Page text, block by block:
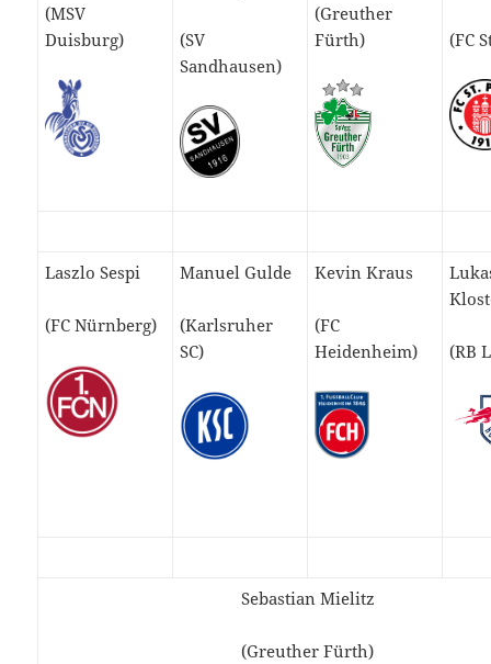
(MSV
Duisburg)
(SV
Sandhausen)
(Greuther
Fürth)
(FC
Laszlo Sespi
(FC Nürnberg)
Manuel Gulde
(Karlsruher
SC)
Kevin Kraus
(FC
Heidenheim)
(RB
Sebastian Mielitz
(Greuther Fürth)